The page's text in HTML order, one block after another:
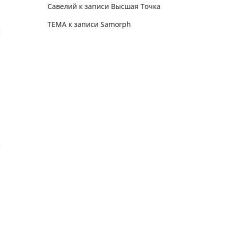
Савелий к записи Высшая Точка
TEMAк записи Samorph